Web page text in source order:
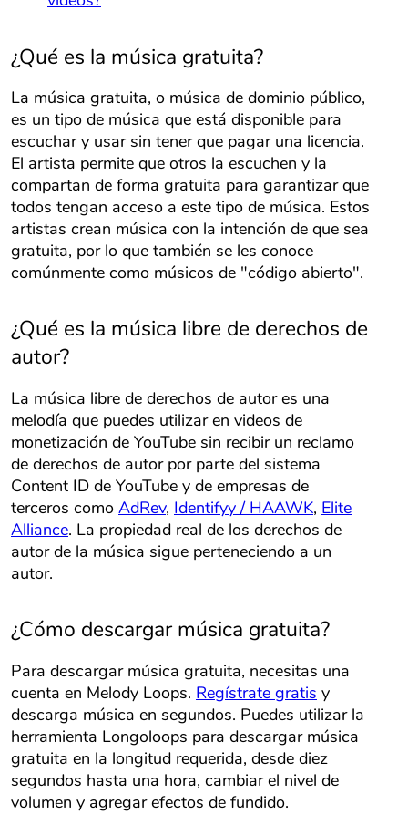
¿Qué es la música gratuita?
La música gratuita, o música de dominio público,
es un tipo de música que está disponible para
escuchar y usar sin tener que pagar una licencia.
El artista permite que otros la escuchen y la
compartan de forma gratuita para garantizar que
todos tengan acceso a este tipo de música. Estos
artistas crean música con la intención de que sea
gratuita, por lo que también se les conoce
comúnmente como músicos de "código abierto".
¿Qué es la música libre de derechos de
autor?
La música libre de derechos de autor es una
melodía que puedes utilizar en videos de
monetización de YouTube sin recibir un reclamo
de derechos de autor por parte del sistema
Content ID de YouTube y de empresas de
terceros como AdRev, Identifyy / HAAWK, Elite
Alliance. La propiedad real de los derechos de
autor de la música sigue perteneciendo a un
autor.
¿Cómo descargar música gratuita?
Para descargar música gratuita, necesitas una
cuenta en Melody Loops. Regístrate gratis y
descarga música en segundos. Puedes utilizar la
herramienta Longoloops para descargar música
gratuita en la longitud requerida, desde diez
segundos hasta una hora, cambiar el nivel de
volumen y agregar efectos de fundido.